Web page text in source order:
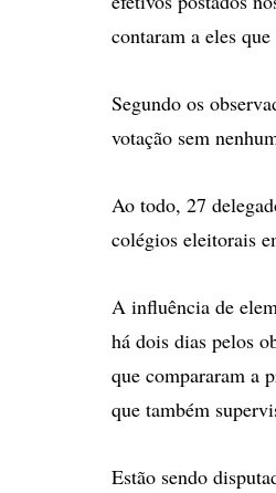
contaram a eles
Segundo os
votação sem
Ao todo, 27
colégios eleitorais
A influência de
há dois dias pelos
que compararam a
que também
Estão sendo